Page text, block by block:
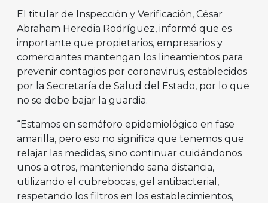
El titular de Inspección y Verificación, César
Abraham Heredia Rodríguez, informó que es
importante que propietarios, empresarios y
comerciantes mantengan los lineamientos para
prevenir contagios por coronavirus, establecidos
por la Secretaría de Salud del Estado, por lo que
no se debe bajar la guardia.
“Estamos en semáforo epidemiológico en fase
amarilla, pero eso no significa que tenemos que
relajar las medidas, sino continuar cuidándonos
unos a otros, manteniendo sana distancia,
utilizando el cubrebocas, gel antibacterial,
respetando los filtros en los establecimientos,